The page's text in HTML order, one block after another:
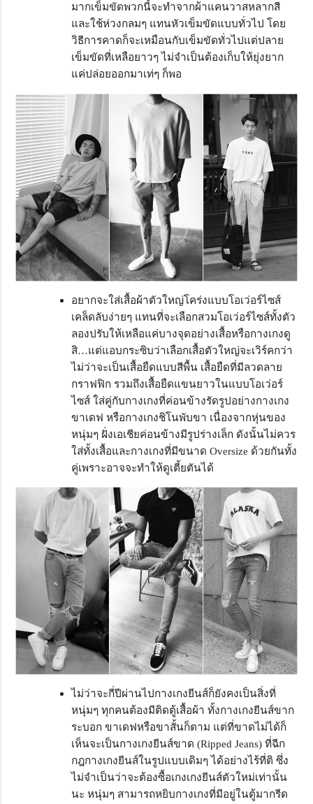
มากเข็มขัดพวกนี้จะทำจากผ้าแคนวาสหลากสี
และใช้ห่วงกลมๆ แทนหัวเข็มขัดแบบทั่วไป โดย
วิธีการคาดก็จะเหมือนกับเข็มขัดทั่วไปแต่ปลาย
เข็มขัดที่เหลือยาวๆ ไม่จำเป็นต้องเก็บให้ยุ่งยาก
แค่ปล่อยออกมาเท่ๆ ก็พอ
อยากจะใส่เสื้อผ้าตัวใหญ่โคร่งแบบโอเว่อร์ไซส์
เคล็ดลับง่ายๆ แทนที่จะเลือกสวมโอเว่อร์ไซส์ทั้งตัว
ลองปรับให้เหลือแค่บางจุดอย่างเสื้อหรือกางเกงดู
สิ…แต่แอบกระซิบว่าเลือกเสื้อตัวใหญ่จะเวิร์คกว่า
ไม่ว่าจะเป็นเสื้อยืดแบบสีพื้น เสื้อยืดที่มีลวดลาย
กราฟฟิก รวมถึงเสื้อยืดแขนยาวในแบบโอเว่อร์
ไซส์ ใส่คู่กับกางเกงที่ค่อนข้างรัดรูปอย่างกางเกง
ขาเดฟ หรือกางเกงชิโนพับขา เนื่องจากหุ่นของ
หนุ่มๆ ฝั่งเอเชียค่อนข้างมีรูปร่างเล็ก ดังนั้นไม่ควร
ใส่ทั้งเสื้อและกางเกงที่มีขนาด Oversize ด้วยกันทั้ง
คู่เพราะอาจจะทำให้ดูเตี้ยตันได้
ไม่ว่าจะกี่ปีผ่านไปกางเกงยีนส์ก็ยังคงเป็นสิ่งที่
หนุ่มๆ ทุกคนต้องมีติดตู้เสื้อผ้า ทั้งกางเกงยีนส์ขาก
ระบอก ขาเดฟหรือขาสั้นก็ตาม แต่ที่ขาดไม่ได้ก็
เห็นจะเป็นกางเกงยีนส์ขาด (Ripped Jeans) ที่ฉีก
กฎกางเกงยีนส์ในรูปแบบเดิมๆ ได้อย่างไร้ที่ติ ซึ่ง
ไม่จำเป็นว่าจะต้องซื้อเกงเกงยีนส์ตัวใหม่เท่านั้น
นะ หนุ่มๆ สามารถหยิบกางเกงที่มีอยู่ในตู้มากรีด